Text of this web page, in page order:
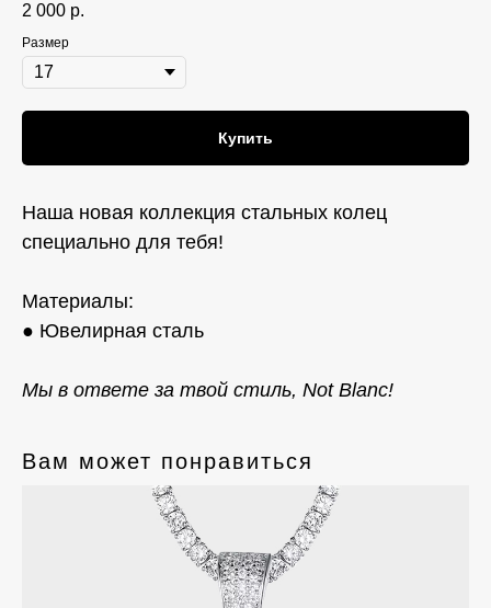
2 000 р.
Размер
Купить
Наша новая коллекция стальных колец
специально для тебя!
Материалы:
● Ювелирная сталь
Мы в ответе за твой стиль, Not Blanc!
Вам может понравиться